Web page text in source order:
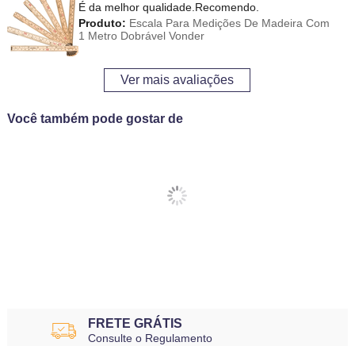
É da melhor qualidade.Recomendo.
Produto: Escala Para Medições De Madeira Com
1 Metro Dobrável Vonder
Ver mais avaliações
Você também pode gostar de
FRETE GRÁTIS
Consulte o Regulamento